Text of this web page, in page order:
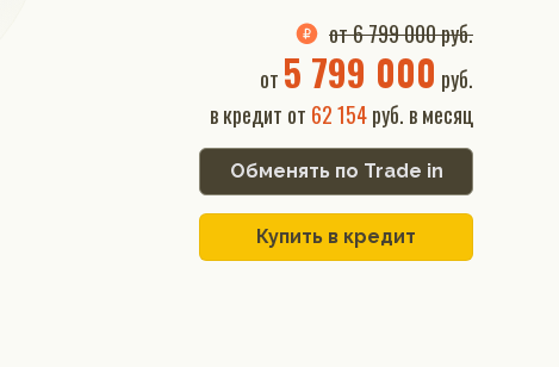
от 6 799 000 руб.
от 5 799 000 руб.
в кредит от 62 154руб. в месяц
Обменять по Trade in
Купить в кредит